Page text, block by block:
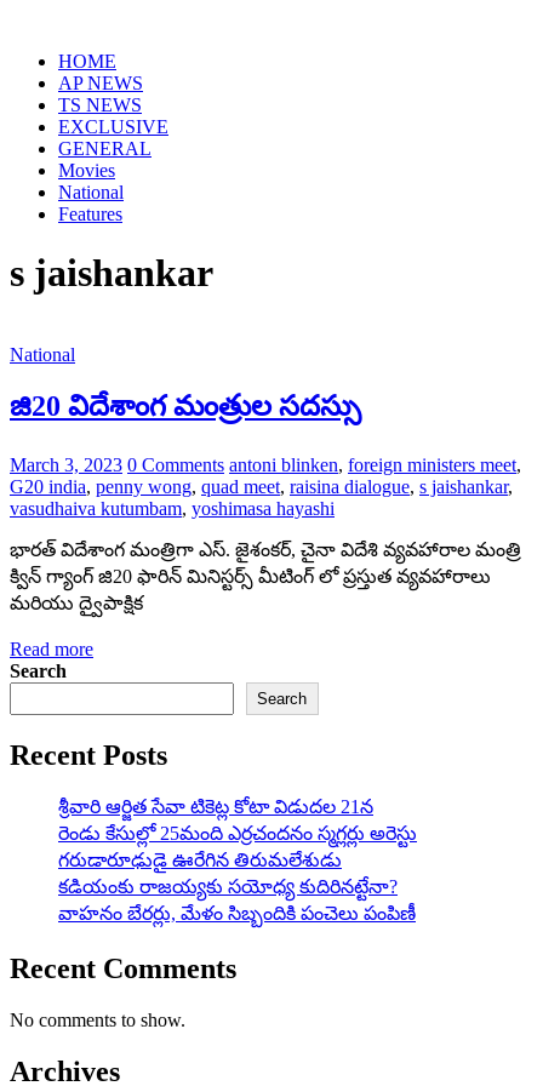
contentHOME
AP NEWS
TS NEWS
EXCLUSIVE
GENERAL
Movies
National
Features
s jaishankar
National
జి20 విదేశాంగ మంత్రుల సదస్సు
March 3, 2023 0 Comments antoni blinken, foreign ministers meet,
G20 india, penny wong, quad meet, raisina dialogue, s jaishankar,
vasudhaiva kutumbam, yoshimasa hayashi
భారత్ విదేశాంగ మంత్రిగా ఎస్. జైశంకర్, చైనా విదేశి వ్యవహారాల మంత్రి
క్విన్ గ్యాంగ్ జి20 ఫారిన్ మినిస్టర్స్ మీటింగ్ లో ప్రస్తుత వ్యవహారాలు
మరియు ద్వైపాక్షిక
Read more
Search
Search
Recent Posts
శ్రీవారి ఆర్జిత సేవా టికెట్ల కోటా విడుదల 21న
రెండు కేసుల్లో 25మంది ఎర్రచందనం స్మగ్లర్లు అరెస్టు
గరుడారూఢుడై ఊరేగిన తిరుమలేశుడు
కడియంకు రాజయ్యకు సయోధ్య కుదిరినట్టేనా?
వాహ‌నం బేర‌ర్లు, మేళం సిబ్బందికి పంచెలు పంపిణీ
Recent Comments
No comments to show.
Archives